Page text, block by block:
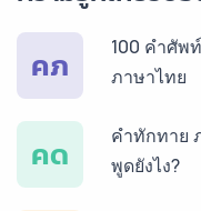
คภ
100 คำศัพ
ภาษาไทย
คด
คำทักทาย
พูดยังไง?